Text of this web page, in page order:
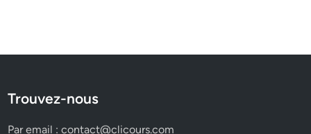
Trouvez-nous
Par email :contact@clicours.com